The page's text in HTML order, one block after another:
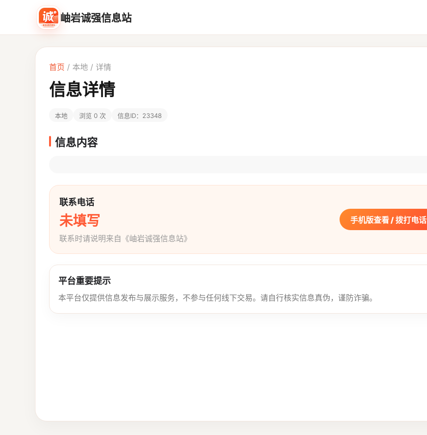
岫岩诚强信息站
首页 / 本地 / 详情
信息详情
本地 浏览 0 次 信息ID：23348
信息内容
联系电话
未填写
联系时请说明来自《岫岩诚强信息站》
手机版查看 / 拨打电话
平台重要提示
本平台仅提供信息发布与展示服务，不参与任何线下交易。请自行核实信息真伪，谨防诈骗。